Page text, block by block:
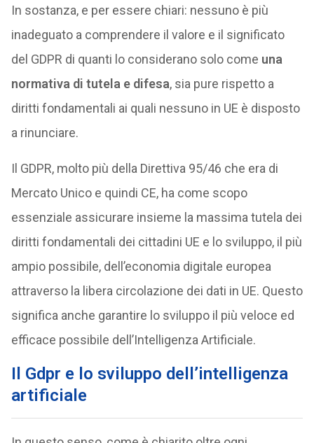
In sostanza, e per essere chiari: nessuno è più
inadeguato a comprendere il valore e il significato
del GDPR di quanti lo considerano solo come una
normativa di tutela e difesa, sia pure rispetto a
diritti fondamentali ai quali nessuno in UE è disposto
a rinunciare.
Il GDPR, molto più della Direttiva 95/46 che era di
Mercato Unico e quindi CE, ha come scopo
essenziale assicurare insieme la massima tutela dei
diritti fondamentali dei cittadini UE e lo sviluppo, il più
ampio possibile, dell’economia digitale europea
attraverso la libera circolazione dei dati in UE. Questo
significa anche garantire lo sviluppo il più veloce ed
efficace possibile dell’Intelligenza Artificiale.
Il Gdpr e lo sviluppo dell’intelligenza
artificiale